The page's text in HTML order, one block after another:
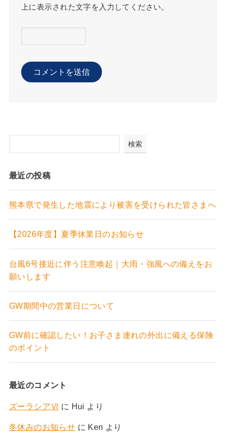
上に表示された文字を入力してください。
検索
最近の投稿
熊本県で発生した地震により被害を受けられた皆さまへ
【2026年度】夏季休業日のお知らせ
台風6号接近に伴う注意喚起｜大雨・強風への備えをお
願いします
GW期間中の営業日について
GW前に確認したい！お子さま連れの外出に備える保険
のポイント
最近のコメント
ズーラシアⅥ に Hui より
冬休みのお知らせ に Ken より